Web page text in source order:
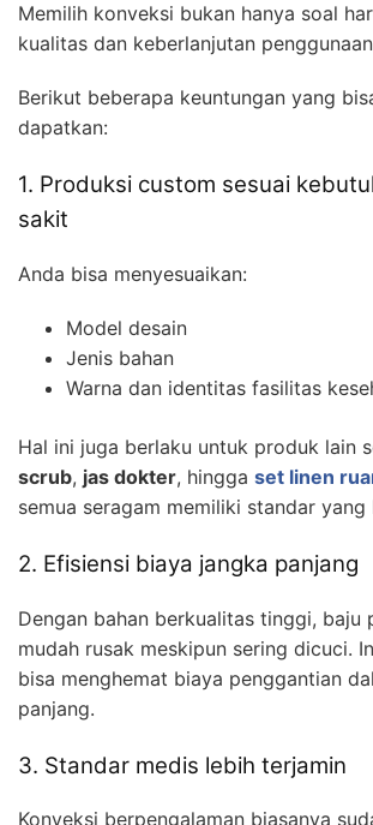
Memilih konveksi bukan hanya soal
kualitas dan keberlanjutan
Berikut beberapa keuntungan yang
dapatkan:
1. Produksi custom sesuai
sakit
Anda bisa menyesuaikan:
Model desain
Jenis bahan
Warna dan identitas fasilitas
Hal ini juga berlaku untuk produk lain
scrub, jas dokter, hingga set linen
semua seragam memiliki standar yang
2. Efisiensi biaya jangka panjang
Dengan bahan berkualitas tinggi, baju
mudah rusak meskipun sering dicuci.
bisa menghemat biaya penggantian
panjang.
3. Standar medis lebih terjamin
Konveksi berpengalaman biasanya